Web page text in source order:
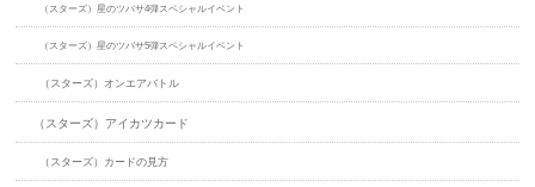
（スターズ）星のツバサ4弾スペシャルイベント
（スターズ）星のツバサ5弾スペシャルイベント
（スターズ）オンエアバトル
（スターズ）アイカツカード
（スターズ）カードの見方